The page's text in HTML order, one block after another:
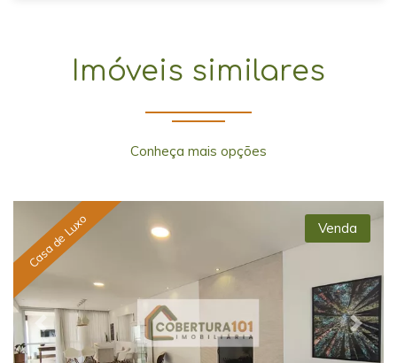
Imóveis similares
Conheça mais opções
Previous Next
Casa de Luxo Venda